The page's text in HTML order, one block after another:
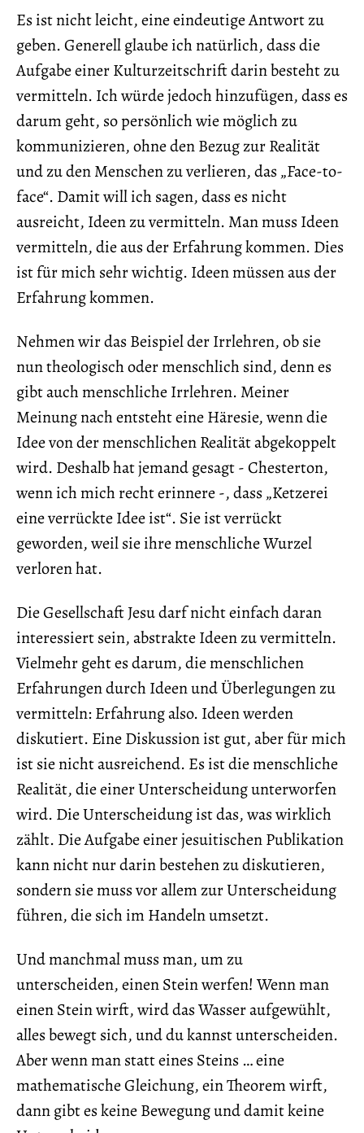
Es ist nicht leicht, eine eindeutige Antwort zu
geben. Generell glaube ich natürlich, dass die
Aufgabe einer Kulturzeitschrift darin besteht zu
vermitteln. Ich würde jedoch hinzufügen, dass es
darum geht, so persönlich wie möglich zu
kommunizieren, ohne den Bezug zur Realität
und zu den Menschen zu verlieren, das „Face-to-
face“. Damit will ich sagen, dass es nicht
ausreicht, Ideen zu vermitteln. Man muss Ideen
vermitteln, die aus der Erfahrung kommen. Dies
ist für mich sehr wichtig. Ideen müssen aus der
Erfahrung kommen.
Nehmen wir das Beispiel der Irrlehren, ob sie
nun theologisch oder menschlich sind, denn es
gibt auch menschliche Irrlehren. Meiner
Meinung nach entsteht eine Häresie, wenn die
Idee von der menschlichen Realität abgekoppelt
wird. Deshalb hat jemand gesagt - Chesterton,
wenn ich mich recht erinnere -, dass „Ketzerei
eine verrückte Idee ist“. Sie ist verrückt
geworden, weil sie ihre menschliche Wurzel
verloren hat.
Die Gesellschaft Jesu darf nicht einfach daran
interessiert sein, abstrakte Ideen zu vermitteln.
Vielmehr geht es darum, die menschlichen
Erfahrungen durch Ideen und Überlegungen zu
vermitteln: Erfahrung also. Ideen werden
diskutiert. Eine Diskussion ist gut, aber für mich
ist sie nicht ausreichend. Es ist die menschliche
Realität, die einer Unterscheidung unterworfen
wird. Die Unterscheidung ist das, was wirklich
zählt. Die Aufgabe einer jesuitischen Publikation
kann nicht nur darin bestehen zu diskutieren,
sondern sie muss vor allem zur Unterscheidung
führen, die sich im Handeln umsetzt.
Und manchmal muss man, um zu
unterscheiden, einen Stein werfen! Wenn man
einen Stein wirft, wird das Wasser aufgewühlt,
alles bewegt sich, und du kannst unterscheiden.
Aber wenn man statt eines Steins … eine
mathematische Gleichung, ein Theorem wirft,
dann gibt es keine Bewegung und damit keine